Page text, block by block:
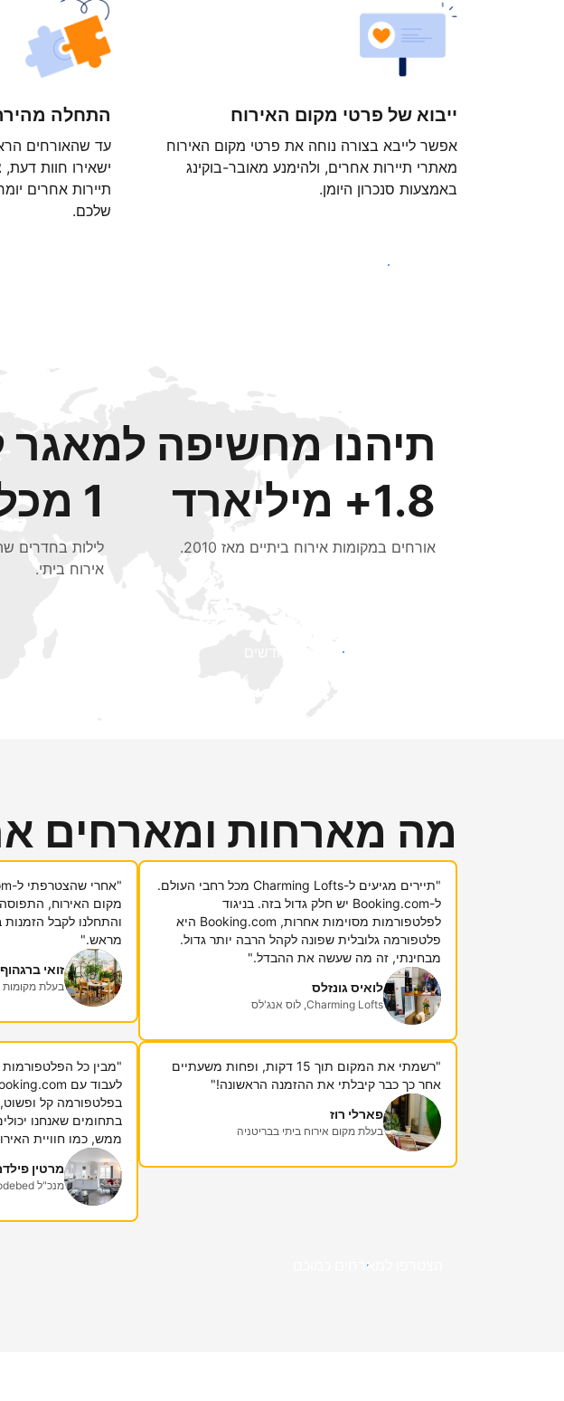
ייבוא של פרטי מקום האירוח
אפשר לייבא בצורה נוחה את פרטי מקום האירוח
מאתרי תיירות אחרים, ולהימנע מאובר-בוקינג
באמצעות סנכרון היומן.
התחלה
ישאירו חוות
תיירות אחרים
שלכם.
צאו לדרך עוד היום
תיהנו מחשיפה למאגר
1.8+ מיליארד
אורחים במקומות אירוח ביתיים מאז 2010.
1 מכל 3
אירוח ביתי.
קבלו חשיפה בפני אורחים חדשים
מה מארחות ומארחים
"תיירים מגיעים ל-Charming Lofts מכל רחבי העולם.
ל-Booking.com יש חלק גדול בזה. בניגוד
לפלטפורמות מסוימות אחרות, Booking.com היא
פלטפורמה גלובלית שפונה לקהל הרבה יותר גדול.
מבחינתי, זה מה שעשה את ההבדל."
לואיס גונזלס
Charming Lofts, לוס אנג'לס
מקום האירוח,
והתחלנו לקבל
מראש."
זואי ברגהוף
בעלת מקומות
"רשמתי את המקום תוך 15 דקות, ופחות משעתיים
אחר כך כבר קיבלתי את ההזמנה הראשונה!"
פארלי רוז
בעלת מקום אירוח ביתי בבריטניה
"מבין כל הפלטפורמות
בפלטפורמה קל
בתחומים שאנחנו
ממש, כמו חוויית
מרטין
מנכ"ל Abodebed
הצטרפו למארחים כמוכם